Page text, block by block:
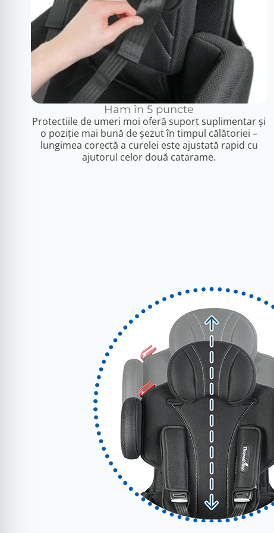
Ham în 5 puncte
Protectiile de umeri moi oferă suport suplimentar și
o poziție mai bună de șezut în timpul călătoriei –
lungimea corectă a curelei este ajustată rapid cu
ajutorul celor două catarame.